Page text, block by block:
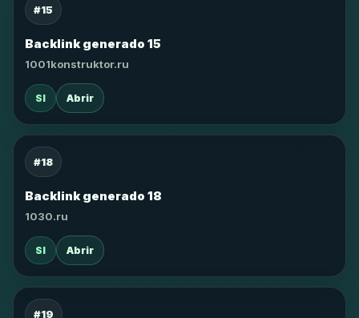
#15
Backlink generado 15
1001konstruktor.ru
SI Abrir
#18
Backlink generado 18
1030.ru
SI Abrir
#19